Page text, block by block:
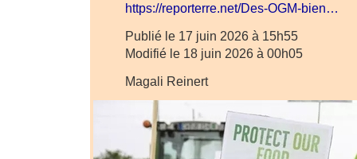
https://reporterre.net/Des-OGM-bien…
Publié le 17 juin 2026 à 15h55
Modifié le 18 juin 2026 à 00h05
Magali Reinert